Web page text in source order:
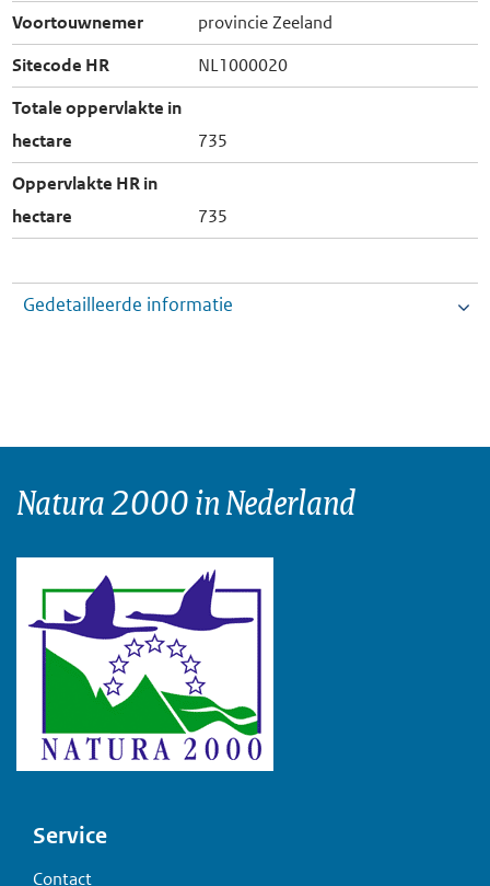
Voortouwnemer
provincie Zeeland
Sitecode HR
NL1000020
Totale oppervlakte in
hectare
735
Oppervlakte HR in
hectare
735
Gedetailleerde informatie
Natura 2000 in Nederland
Voet
Service
Contact